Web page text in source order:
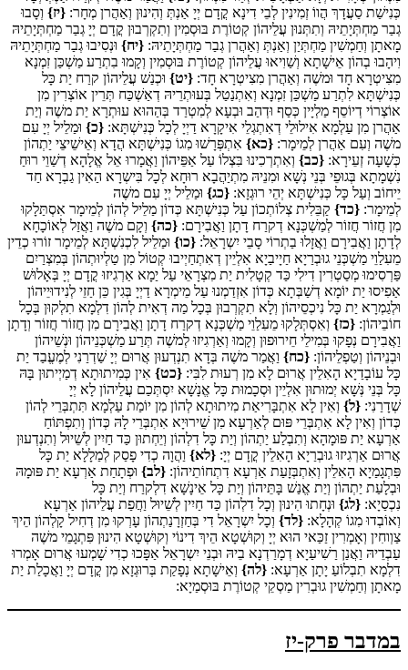
כְּנִישַׁת סַעֲדָךְ הֲווֹ זְמִינִין לְבֵי דִינָא קֳדָם יְיָ אַנְתְּ וְהִינוּן וְאַהֲרן מְחָר: {יז} וְסָבוּ
גְבַר מַחְתְּיָתֵיהּ וְתִתְּנוּן עֲלֵיהוֹן קְטוֹרֶת בּוּסְמִין וְתִקְרְבוּן קֳדָם יְיָ גְבַר מַחְתְּיָתֵיהּ
מָאתָן וְחַמְשִׁין מַחְתְּיַן וְאַנְתְּ וְאַהֲרן גְבַר מַחְתְּיָתֵיהּ: {יח} וּנְסִיבוּ גְבַר מַחְתְּיָתֵיהּ
וִיהָבוּ בְהוֹן אֵישָׁתָא וְשַׁוִיאוּ עֲלֵיהוֹן קְטוֹרֶת בּוּסְמִין וְקָמוּ בִתְרַע מַשְׁכַּן זִמְנָא
מִצִיטְרָא חָד וּמשֶׁה וְאַהֲרן מִצִיטְרָא חָד: {יט} וּכְנַשׁ עֲלֵיהוֹן קרַח יַת כָּל
כְּנִישְׁתָּא לִתְרַע מַשְׁכַּן זִמְנָא וְאִתְנַטַל בְּעוּתְרֵיהּ דְאַשְׁכַּח תְּרֵין אוֹצְרִין מִן
אוֹצְרוֹי דְיוֹסֵף מַלְיָין כְּסַף וּדְהַב וּבְעָא לְמִטְרַד בְּהַהוּא עוּתְרָא יַת משֶׁה וְיַת
אַהֲרן מִן עַלְמָא אִילוּלֵי דְאִתְגְלֵי אִיקָרָא דַיְיָ לְכָל כְּנִישְׁתָּא: {כ} וּמַלֵיל יְיָ עִם
משֶׁה וְעִם אַהֲרן לְמֵימָר: {כא} אִתְפְּרָשׁוּ מִגוֹ כְּנִישְׁתָּא הֲדָא וְאֵישֵׁיצֵי יַתְהוֹן
כְּשָׁעָה זְעֵירָא: {כב} וְאִתְרְכִינוּ בִּצְלוֹ עַל אַפֵּיהוֹן וַאֲמָרוּ אֵל אֱלָהָא דְשַׁוֵי רוּחַ
נִשְׁמָתָא בְּגוּפֵי בְּנֵי נְשָׁא וּמִנֵיהּ מִתְיַהֲבָא רוּחָא לְכָל בִּישְרָא הַאִין גַבְרָא חַד
יֵיחוֹב וְעַל כָּל כְּנִישְׁתָּא יְהֵי רוּגְזָא: {כג} וּמַלֵיל יְיָ עִם משֶׁה
לְמֵימָר: {כד} קַבֵּלִית צְלוֹתְכוֹן עַל כְּנִישְׁתָּא כְּדוֹן מַלֵיל לְהוֹן לְמֵימָר אִסְתַּלָקוּ
מִן חֲזוֹר חֲזוֹר לְמַשְׁכְּנָא דְקרַח דָתָן וַאֲבִירָם: {כה} וְקָם משֶׁה וַאֲזַל לְאוֹכָחָא
לְדָתָן וַאֲבִירָם וַאֲזָלוּ בַתְרוֹי סָבֵי יִשְרָאֵל: {כו} וּמַלֵיל לִכְנִשְׁתָּא לְמֵימָר זוֹרוּ כְדֵין
מֵעִלַוֵי מַשְׁכְּנֵי גוּבְרַיָא חַיָיבַיָא אִלְיֵין דְאִתְחַיְיבוּ קְטוֹל מִן טַלְיוּתְהוֹן בְּמִצְרַיִם
פַּרְסִימוּ מְסַטְרִין דִילִי כַּד קְטָלִית יַת מִצְרָאֵי עַל יַמָא אַרְגִיזוּ קֳדָם יְיָ בְּאָלוּשׁ
אַפִיסוּ יַת יוֹמָא דְשַׁבְּתָא כְּדוֹן אִזְדַמְנוּ עַל מֵימְרָא דַיְיָ בְּגִין כֵּן חַזֵי לְנִידוּיֵיהוֹן
וּלְגַמְרָא יַת כָּל נִיכְסֵיהוֹן וְלָא תִקְרְבוּן בְּכָל מַה דְאִית לְהוֹן דִלְמָא תִלְקוּן בְּכָל
חוֹבֵיהוֹן: {כז} וְאִסְתְּלָקוּ מֵעִלַוֵי מַשְׁכְּנָא דְקרַח דָתָן וַאֲבִירָם מִן חֲזוֹר חֲזוֹר וְדָתָן
וַאֲבִירָם נְפָקוּ בְּמִילֵי חֵירוּפוּן וְקָמוּ וְאַרְגִיזוּ לְמשֶׁה תְּרַע מַשְׁכְּנֵיהוֹן וּנְשֵׁיהוֹן
וּבְנֵיהוֹן וְטַפְלֵיהוֹן: {כח} וַאֲמַר משֶׁה בְּדָא תִנְדְעוּן אֲרוּם יְיָ שַׁדְרַנִי לְמֶעֱבַד יַת
כָּל עוֹבָדַיָא הָאִלֵין אֲרוּם לָא מִן רְעוּת לִבִּי: {כט} אִין כְּמִיתוּתָא דְמַיְיתוּן בָּהּ
כָּל בְּנֵי נְּשָׁא יְמוּתוּן אִלְיֵין וּסְכָמוּת כָּל אֱנָשָׁא יִסְתְּכַם עֲלֵיהוֹן לָא יְיָ
שְׁדָרַנִי: {ל} וְאִין לָא אִתְבָּרִיאַת מִיתוּתָא לְהוֹן מִן יוֹמַת עַלְמָא תִּתְבְּרֵי לְהוֹן
כְּדוֹן וְאִין לָא אִתְבְּרֵי פּוּם לְאַרְעָא מִן שֵׁירוּיָא אִתְבְּרֵי לָהּ כְּדוֹן וְתִפְתּוֹחַ
אַרְעָא יַת פּוּמָהָא וְתִבְלַע יַתְהוֹן וְיַת כָּל דִלְהוֹן וְיֵחְתוּן כַּד חַיִין לְשֵׁיוּל וְתִנְדְעוּן
אֲרוּם אַרְגִיזוּ גוּבְרַיָא הָאִלֵין קֳדָם יְיָ: {לא} וַהֲוָה כְדִי פָסַק לְמַלָלָא יַת כָּל
פִּתְגָמַיָא הָאִלֵין וְאִתְבְּזָעַת אַרְעָא דִתְחוֹתֵיהוֹן: {לב} וּפְתָחַת אַרְעָא יַת פּוּמָהּ
וּבְלָעַת יַתְהוֹן וְיַת אֱנַשׁ בָּתֵּיהוֹן וְיַת כָּל אֵינָשָׁא דִלְקרַח וְיַת כָּל
נִכְסַיָא: {לג} וּנְחָתוּ הִינוּן וְכָל דִלְהוֹן כַּד חַיִין לְשֵׁיוּל וַחֲפַת עֲלֵיהוֹן אַרְעָא
וְאוֹבְדוּ מִגוֹ קְהָלָא: {לד} וְכָל יִשְרָאֵל דִי בְּחַזְרָנַתְהוֹן עָרְקוּ מִן דְחִיל קָלְהוֹן הֵיךְ
צַוְוחִין וְאָמְרִין זַכַּאי הוּא יְיָ וְקוּשְׁטָא הֵיךְ דִינוֹי וְקוּשְׁטָא הִינוּן פִּתְגָמֵי משֶׁה
עַבְדֵיהּ וַאֲנַן רַשִׁיעַיָא דְמָרַדְנָא בֵיהּ וּבְנֵי יִשְרָאֵל אַפָּכוּ כְדִי שָׁמְעוּ אֲרוּם אָמְרוּ
דִלְמָא תִבְלוֹעַ יָתָן אַרְעָא: {לה} וְאֵישָׁתָא נְפָקַת בְּרוּגְזָא מִן קֳדָם יְיָ וַאֲכָלַת יַת
מָאתָן וְחַמְשִׁין גוּבְרִין מַסְקֵי קְטוֹרֶת בּוּסְמַיָא:
במדבר פרק-יז